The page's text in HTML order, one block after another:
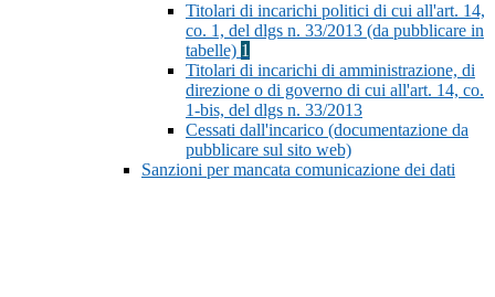
Titolari di incarichi politici di cui all'art. 14,
co. 1, del dlgs n. 33/2013 (da pubblicare in
tabelle) 1
Titolari di incarichi di amministrazione, di
direzione o di governo di cui all'art. 14, co.
1-bis, del dlgs n. 33/2013
Cessati dall'incarico (documentazione da
pubblicare sul sito web)
Sanzioni per mancata comunicazione dei dati